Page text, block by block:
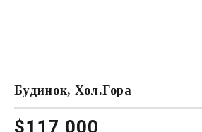
Будинок, Хол.Гора
$117 000